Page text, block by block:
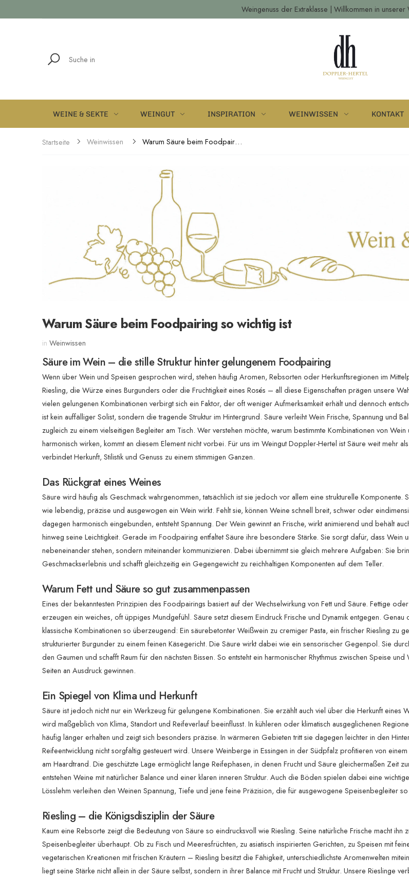
Weingenuss der Extraklasse | Willkommen in unserer
WEINE & SEKTE WEINGUT INSPIRATION WEINWISSEN KONTAKT
Startseite Weinwissen Warum Säure beim Foodpairing...
Warum Säure beim Foodpairing so wichtig ist
in Weinwissen
Säure im Wein – die stille Struktur hinter gelungenem Foodpairing
Wenn über Wein und Speisen gesprochen wird, stehen häufig Aromen, Rebsorten oder Herkunftsregionen im
Riesling, die Würze eines Burgunders oder die Fruchtigkeit eines Rosés – all diese Eigenschaften prägen unsere
vielen gelungenen Kombinationen verbirgt sich ein Faktor, der oft weniger Aufmerksamkeit erhält und dennoch
ist kein auffälliger Solist, sondern die tragende Struktur im Hintergrund. Säure verleiht Wein Frische, Spannung und
zugleich zu einem vielseitigen Begleiter am Tisch. Wer verstehen möchte, warum bestimmte Kombinationen von
harmonisch wirken, kommt an diesem Element nicht vorbei. Für uns im Weingut Doppler-Hertel ist Säure weit mehr
verbindet Herkunft, Stilistik und Genuss zu einem stimmigen Ganzen.
Das Rückgrat eines Weines
Säure wird häufig als Geschmack wahrgenommen, tatsächlich ist sie jedoch vor allem eine strukturelle Komponente.
wie lebendig, präzise und ausgewogen ein Wein wirkt. Fehlt sie, können Weine schnell breit, schwer oder
dagegen harmonisch eingebunden, entsteht Spannung. Der Wein gewinnt an Frische, wirkt animierend und behält
hinweg seine Leichtigkeit. Gerade im Foodpairing entfaltet Säure ihre besondere Stärke. Sie sorgt dafür, dass Wein
nebeneinander stehen, sondern miteinander kommunizieren. Dabei übernimmt sie gleich mehrere Aufgaben: Sie
Geschmackserlebnis und schafft gleichzeitig ein Gegengewicht zu reichhaltigen Komponenten auf dem Teller.
Warum Fett und Säure so gut zusammenpassen
Eines der bekanntesten Prinzipien des Foodpairings basiert auf der Wechselwirkung von Fett und Säure. Fettige
erzeugen ein weiches, oft üppiges Mundgefühl. Säure setzt diesem Eindruck Frische und Dynamik entgegen. Genau
klassische Kombinationen so überzeugend: Ein säurebetonter Weißwein zu cremiger Pasta, ein frischer Riesling zu
strukturierter Burgunder zu einem feinen Käsegericht. Die Säure wirkt dabei wie ein sensorischer Gegenpol. Sie
den Gaumen und schafft Raum für den nächsten Bissen. So entsteht ein harmonischer Rhythmus zwischen Speise
Seiten an Ausdruck gewinnen.
Ein Spiegel von Klima und Herkunft
Säure ist jedoch nicht nur ein Werkzeug für gelungene Kombinationen. Sie erzählt auch viel über die Herkunft eines
wird maßgeblich von Klima, Standort und Reifeverlauf beeinflusst. In kühleren oder klimatisch ausgeglichenen
häufig länger erhalten und zeigt sich besonders präzise. In wärmeren Gebieten tritt sie dagegen leichter in den
Reifeentwicklung nicht sorgfältig gesteuert wird. Unsere Weinberge in Essingen in der Südpfalz profitieren von
am Haardtrand. Die geschützte Lage ermöglicht lange Reifephasen, in denen Frucht und Säure gleichermaßen Zeit
entstehen Weine mit natürlicher Balance und einer klaren inneren Struktur. Auch die Böden spielen dabei eine
Lösslehm verleihen den Weinen Spannung, Tiefe und jene feine Präzision, die für ausgewogene Speisenbegleiter
Riesling – die Königsdisziplin der Säure
Kaum eine Rebsorte zeigt die Bedeutung von Säure so eindrucksvoll wie Riesling. Seine natürliche Frische macht ihn
Speisenbegleiter überhaupt. Ob zu Fisch und Meeresfrüchten, zu asiatisch inspirierten Gerichten, zu Speisen mit
vegetarischen Kreationen mit frischen Kräutern – Riesling besitzt die Fähigkeit, unterschiedlichste Aromenwelten
liegt seine Stärke nicht allein in der Säure selbst, sondern in ihrer Balance mit Frucht und Struktur. Unsere Rieslinge